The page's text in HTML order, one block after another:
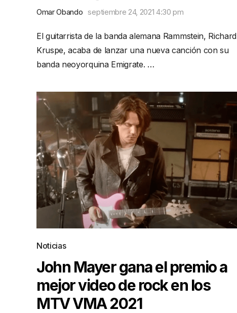
Omar Obando septiembre 24, 2021 4:30 pm
El guitarrista de la banda alemana Rammstein, Richard
Kruspe, acaba de lanzar una nueva canción con su
banda neoyorquina Emigrate. …
Noticias
John Mayer gana el premio a
mejor video de rock en los
MTV VMA 2021